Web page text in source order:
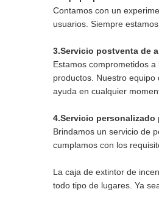
Contamos con un
usuarios. Siempre
3.Servicio postventa de
Estamos comprometidos
productos. Nuestro
ayuda en cualquier
4.Servicio personalizado
Brindamos un servicio de
cumplamos con los
La caja de extintor de
todo tipo de lugares. Ya